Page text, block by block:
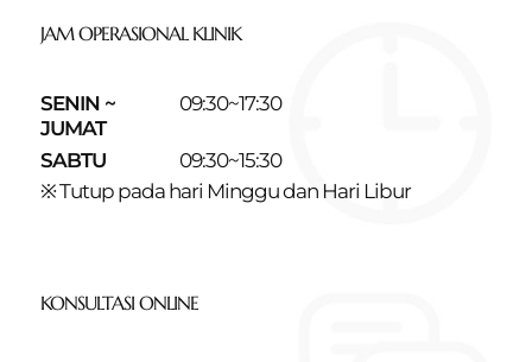
JAM OPERASIONAL KLINIK
SENIN ~
JUMAT
09:30~17:30
SABTU
09:30~15:30
※ Tutup pada hari Minggu dan Hari Libur
KONSULTASI ONLINE